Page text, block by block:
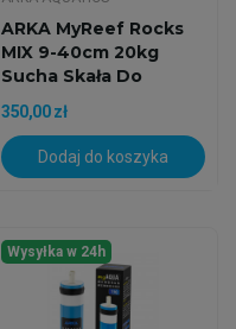
ARKA MyReef Rocks
MIX 9-40cm 20kg
Sucha Skała Do
Akwarium...
350,00 zł
Dodaj do koszyka
Wysyłka w 24h